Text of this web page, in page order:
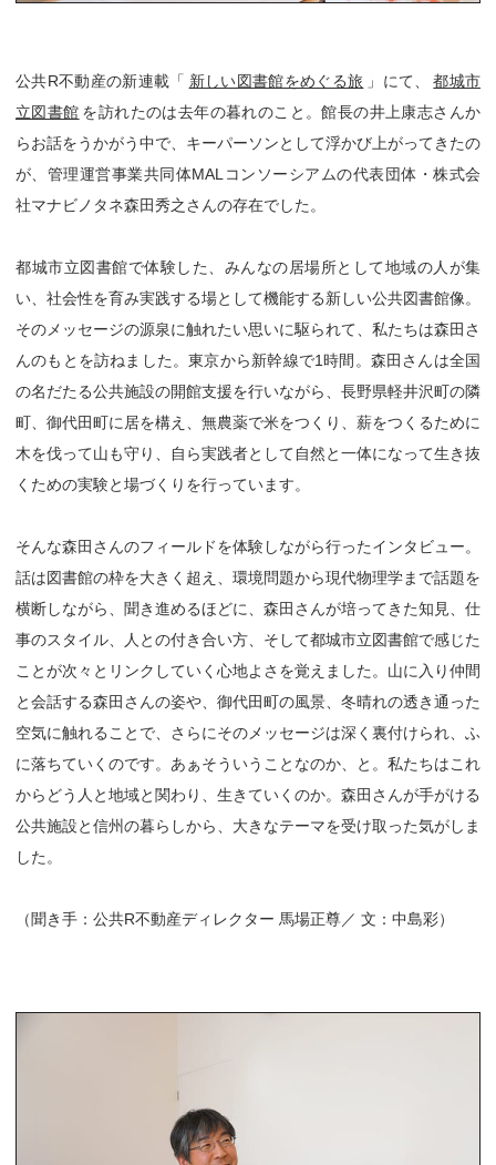
公共R不動産の新連載「 新しい図書館をめぐる旅 」にて、
都城市
立図書館 を訪れたのは去年の暮れのこと。館長の井上康志さんか
らお話をうかがう中で、キーパーソンとして浮かび上がってきたの
が、管理運営事業共同体MALコンソーシアムの代表団体・株式会
社マナビノタネ森田秀之さんの存在でした。
都城市立図書館で体験した、みんなの居場所として地域の人が集
い、社会性を育み実践する場として機能する新しい公共図書館像。
そのメッセージの源泉に触れたい思いに駆られて、私たちは森田さ
んのもとを訪ねました。東京から新幹線で1時間。森田さんは全国
の名だたる公共施設の開館支援を行いながら、長野県軽井沢町の隣
町、御代田町に居を構え、無農薬で米をつくり、薪をつくるために
木を伐って山も守り、自ら実践者として自然と一体になって生き抜
くための実験と場づくりを行っています。
そんな森田さんのフィールドを体験しながら行ったインタビュー。
話は図書館の枠を大きく超え、環境問題から現代物理学まで話題を
横断しながら、聞き進めるほどに、森田さんが培ってきた知見、仕
事のスタイル、人との付き合い方、そして都城市立図書館で感じた
ことが次々とリンクしていく心地よさを覚えました。山に入り仲間
と会話する森田さんの姿や、御代田町の風景、冬晴れの透き通った
空気に触れることで、さらにそのメッセージは深く裏付けられ、ふ
に落ちていくのです。あぁそういうことなのか、と。私たちはこれ
からどう人と地域と関わり、生きていくのか。森田さんが手がける
公共施設と信州の暮らしから、大きなテーマを受け取った気がしま
した。
（聞き手：公共R不動産ディレクター 馬場正尊／ 文：中島彩）